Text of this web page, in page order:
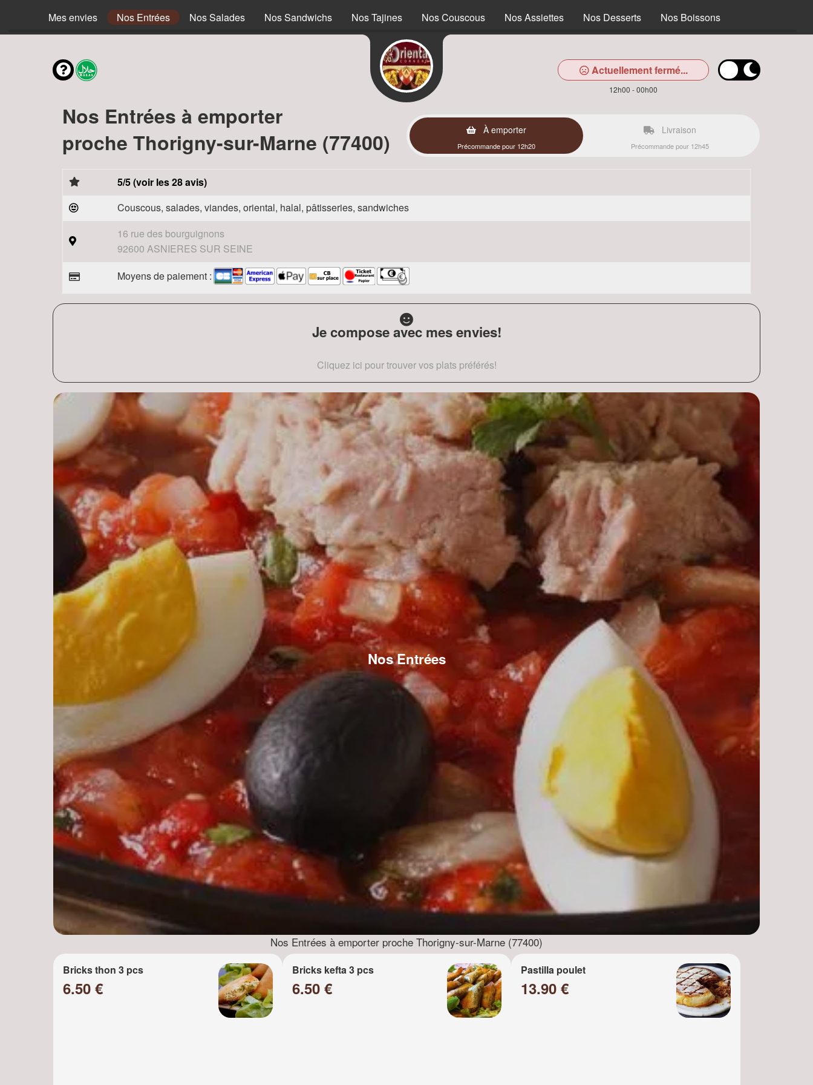
Mes envies Nos Entrées Nos Salades Nos Sandwichs Nos Tajines Nos Couscous Nos Assiettes Nos Desserts Nos Boissons
Actuellement fermé...
12h00 - 00h00
Nos Entrées à emporter
proche Thorigny-sur-Marne (77400)
À emporter
Précommande pour 12h20
Livraison
Précommande pour 12h45
5/5 (voir les 28 avis)
Couscous, salades, viandes, oriental, halal, pâtisseries, sandwiches
16 rue des bourguignons
92600 ASNIERES SUR SEINE
Moyens de paiement :
Je compose avec mes envies!
Cliquez ici pour trouver vos plats préférés!
Nos Entrées
Nos Entrées à emporter proche Thorigny-sur-Marne (77400)
Bricks thon 3 pcs
6.50 €
Bricks kefta 3 pcs
6.50 €
Pastilla poulet
13.90 €